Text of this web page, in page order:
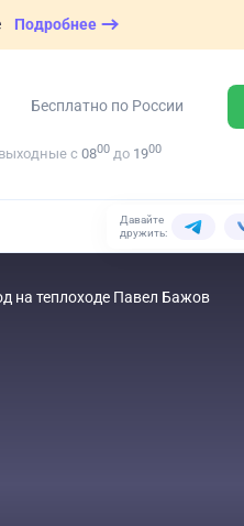
Подробнее
Бесплатно по России
с 0800 до 1900
Давайте
дружить:
на теплоходе Павел Бажов